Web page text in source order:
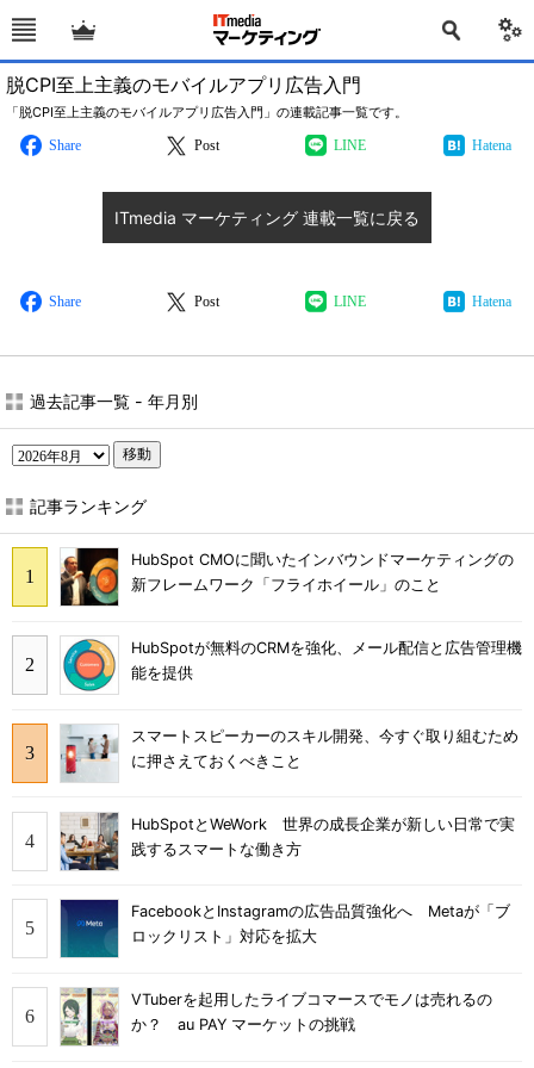
脱CPI至上主義のモバイルアプリ広告入門
「脱CPI至上主義のモバイルアプリ広告入門」の連載記事一覧です。
Share
Post LINE Hatena
ITmedia マーケティング 連載一覧に戻る
Share Post LINE Hatena
過去記事一覧 - 年月別
移動
記事ランキング
HubSpot CMOに聞いたインバウンドマーケティングの
新フレームワーク「フライホイール」のこと
HubSpotが無料のCRMを強化、メール配信と広告管理機
能を提供
スマートスピーカーのスキル開発、今すぐ取り組むため
に押さえておくべきこと
HubSpotとWeWork 世界の成長企業が新しい日常で実
践するスマートな働き方
FacebookとInstagramの広告品質強化へ Metaが「ブ
ロックリスト」対応を拡大
VTuberを起用したライブコマースでモノは売れるの
か？ au PAY マーケットの挑戦